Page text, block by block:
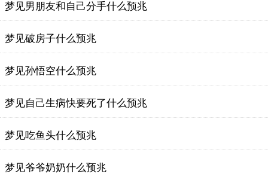
梦见男朋友和自己分手什么预兆
梦见破房子什么预兆
梦见孙悟空什么预兆
梦见自己生病快要死了什么预兆
梦见吃鱼头什么预兆
梦见爷爷奶奶什么预兆